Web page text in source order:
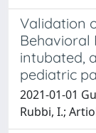
Validation
Behavioral
intubated,
pediatric
2021-01-01
Rubbi, I.;